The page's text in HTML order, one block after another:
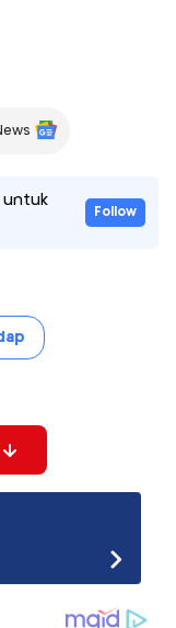
untuk
Follow